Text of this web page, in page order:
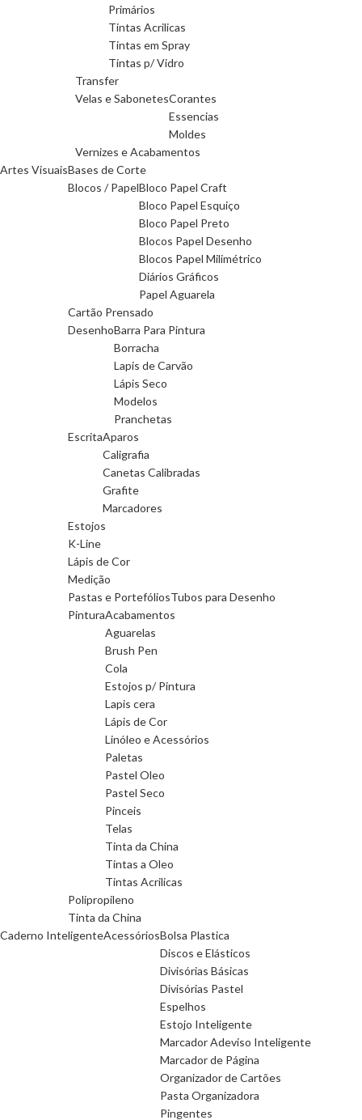
Primários
Tintas Acrilicas
Tintas em Spray
Tintas p/ Vidro
Transfer
Velas e SabonetesCorantes
Essencias
Moldes
Vernizes e Acabamentos
Artes VisuaisBases de Corte
Blocos / PapelBloco Papel Craft
Bloco Papel Esquiço
Bloco Papel Preto
Blocos Papel Desenho
Blocos Papel Milimétrico
Diários Gráficos
Papel Aguarela
Cartão Prensado
DesenhoBarra Para Pintura
Borracha
Lapis de Carvão
Lápis Seco
Modelos
Pranchetas
EscritaAparos
Caligrafia
Canetas Calibradas
Grafite
Marcadores
Estojos
K-Line
Lápis de Cor
Medição
Pastas e PortefóliosTubos para Desenho
PinturaAcabamentos
Aguarelas
Brush Pen
Cola
Estojos p/ Pintura
Lapis cera
Lápis de Cor
Linóleo e Acessórios
Paletas
Pastel Oleo
Pastel Seco
Pinceis
Telas
Tinta da China
Tintas a Oleo
Tintas Acrilicas
Polipropileno
Tinta da China
Caderno InteligenteAcessóriosBolsa Plastica
Discos e Elásticos
Divisórias Básicas
Divisórias Pastel
Espelhos
Estojo Inteligente
Marcador Adeviso Inteligente
Marcador de Página
Organizador de Cartões
Pasta Organizadora
Pingentes